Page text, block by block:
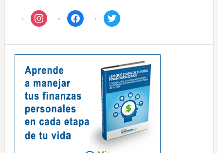
instagram facebook twitter